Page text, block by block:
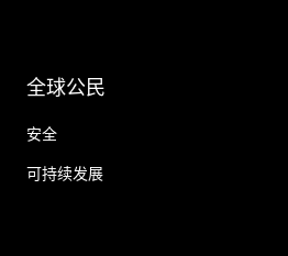
全球公民
安全
可持续发展